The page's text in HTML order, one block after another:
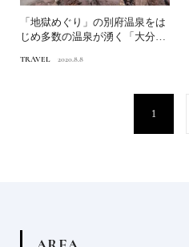
「地獄めぐり」の別府温泉をは
じめ多数の温泉が湧く「大分
TRAVEL 2020.8.8
1